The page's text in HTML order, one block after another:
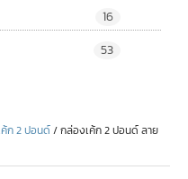
16
53
ก 2 ปอนด์/ กล่องเค้ก 2 ปอนด์ ลาย